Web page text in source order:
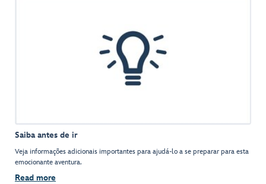
Saiba antes de ir
Veja informações adicionais importantes para ajudá-lo a se preparar para esta
emocionante aventura.
Read more